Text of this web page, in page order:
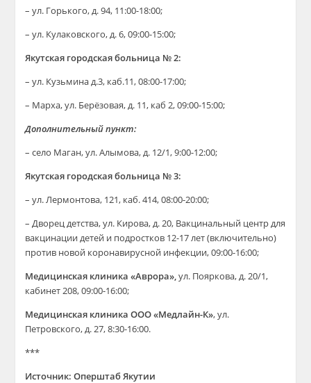
– ул. Горького, д. 94, 11:00-18:00;
– ул. Кулаковского, д. 6, 09:00-15:00;
Якутская городская больница № 2:
– ул. Кузьмина д.3, каб.11, 08:00-17:00;
– Марха, ул. Берёзовая, д. 11, каб 2, 09:00-15:00;
Дополнительный пункт:
– село Маган, ул. Алымова, д. 12/1, 9:00-12:00;
Якутская городская больница № 3:
– ул. Лермонтова, 121, каб. 414, 08:00-20:00;
– Дворец детства, ул. Кирова, д. 20, Вакцинальный центр для
вакцинации детей и подростков 12-17 лет (включительно)
против новой коронавирусной инфекции, 09:00-16:00;
Медицинская клиника «Аврора»,ул. Пояркова, д. 20/1,
кабинет 208, 09:00-16:00;
Медицинская клиника ООО «Медлайн-К», ул.
Петровского, д. 27, 8:30-16:00.
***
Источник: Оперштаб Якутии